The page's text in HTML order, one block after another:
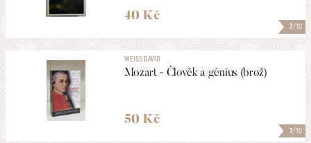
7/10
40 Kč
7/10
WEISS DAVID
Mozart - Člověk a génius (brož)
50 Kč